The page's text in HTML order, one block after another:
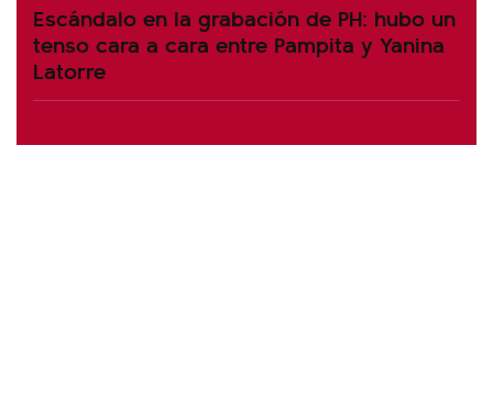
Escándalo en la grabación de PH: hubo un
tenso cara a cara entre Pampita y Yanina
Latorre